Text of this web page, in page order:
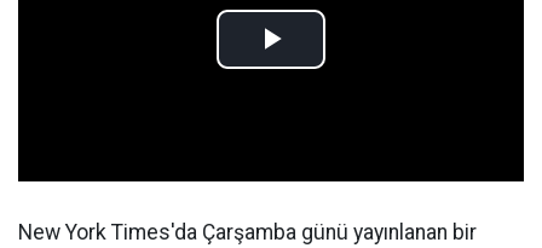
New York Times'da Çarşamba günü yayınlanan bir